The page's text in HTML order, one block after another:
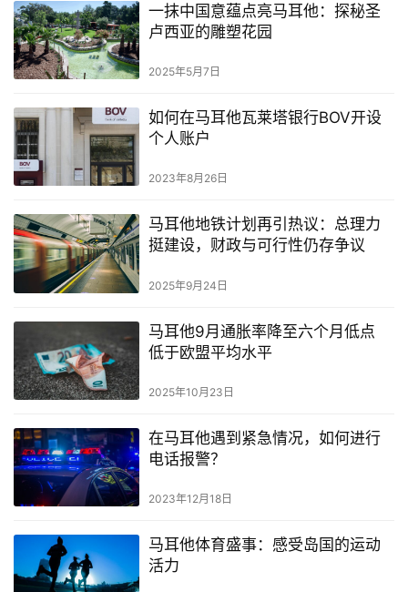
一抹中国意蕴点亮马耳他：探秘圣
卢西亚的雕塑花园
2025年5月7日
如何在马耳他瓦莱塔银行BOV开设
个人账户
2023年8月26日
马耳他地铁计划再引热议：总理力
挺建设，财政与可行性仍存争议
2025年9月24日
马耳他9月通胀率降至六个月低点
低于欧盟平均水平
2025年10月23日
在马耳他遇到紧急情况，如何进行
电话报警？
2023年12月18日
马耳他体育盛事：感受岛国的运动
活力